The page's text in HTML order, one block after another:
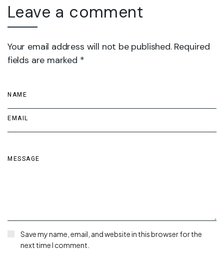
Leave a comment
Your email address will not be published. Required
fields are marked *
Save my name, email, and website in this browser for the
next time I comment.